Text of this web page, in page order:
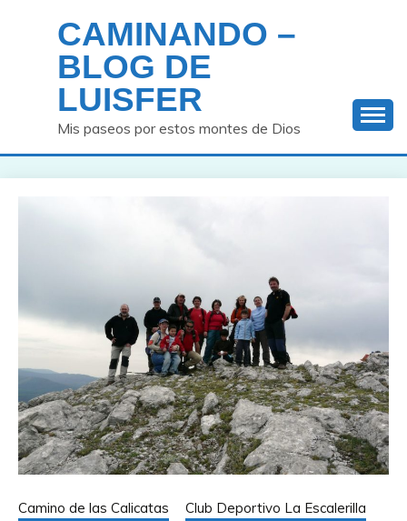
contenido
CAMINANDO –
BLOG DE
LUISFER
Mis paseos por estos montes de Dios
Camino de las Calicatas
Club Deportivo La Escalerilla